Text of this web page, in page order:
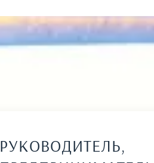
РУКОВОДИТЕЛЬ,